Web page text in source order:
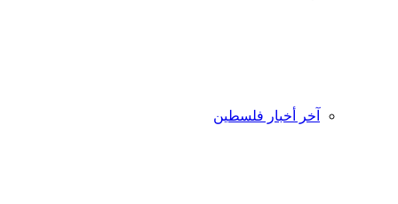
آخر أخبار فلسطين